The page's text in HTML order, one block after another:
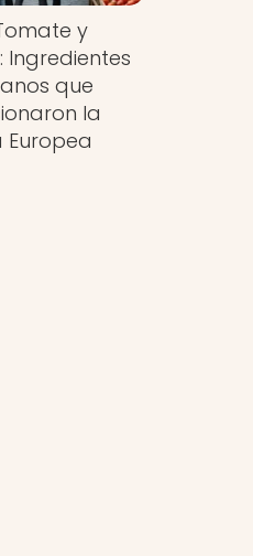
y
Ingredientes
que
la
Europea